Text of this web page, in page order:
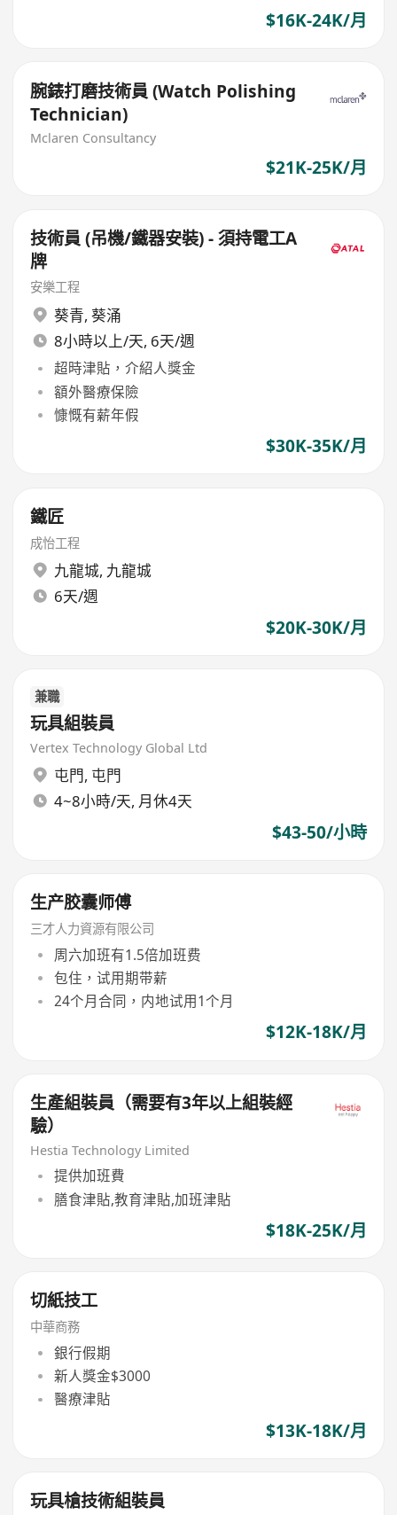
$16K-24K/月
腕錶打磨技術員 (Watch Polishing
Technician)
Mclaren Consultancy
$21K-25K/月
技術員 (吊機/鐵器安裝) - 須持電工A
牌
安樂工程
葵青, 葵涌
8小時以上/天, 6天/週
超時津貼，介紹人獎金
額外醫療保險
慷慨有薪年假
$30K-35K/月
鐵匠
成怡工程
九龍城, 九龍城
6天/週
$20K-30K/月
兼職
玩具組裝員
Vertex Technology Global Ltd
屯門, 屯門
4~8小時/天, 月休4天
$43-50/小時
生产胶囊师傅
三才人力資源有限公司
周六加班有1.5倍加班费
包住，试用期带薪
24个月合同，内地试用1个月
$12K-18K/月
生產組裝員（需要有3年以上組裝經
驗）
Hestia Technology Limited
提供加班費
膳食津貼,教育津貼,加班津貼
$18K-25K/月
切紙技工
中華商務
銀行假期
新人獎金$3000
醫療津貼
$13K-18K/月
玩具槍技術組裝員